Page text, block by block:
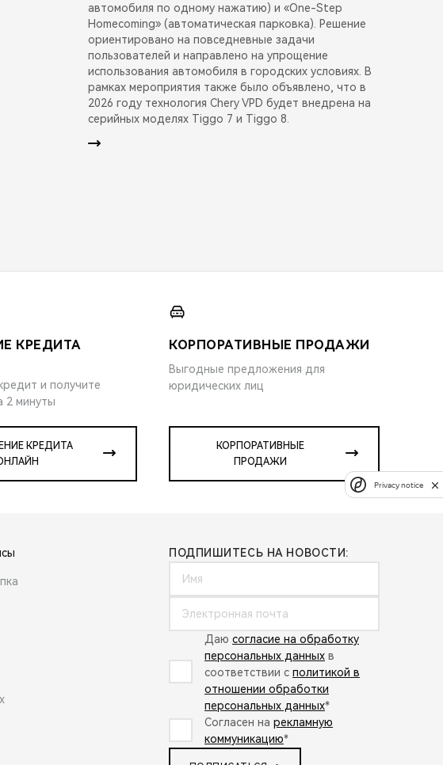
автомобиля по одному нажатию) и «One-Step
Homecoming» (автоматическая парковка). Решение
ориентировано на повседневные задачи
пользователей и направлено на упрощение
использования автомобиля в городских условиях. В
рамках мероприятия также было объявлено, что в
2026 году технология Chery VPD будет внедрена на
серийных моделях Tiggo 7 и Tiggo 8.
КРЕДИТА
и получите
2 минуты
КРЕДИТА
КОРПОРАТИВНЫЕ ПРОДАЖИ
Выгодные предложения для
юридических лиц
КОРПОРАТИВНЫЕ
ПРОДАЖИ
ПОДПИШИТЕСЬ НА НОВОСТИ:
Даю согласие на обработку
персональных данных в
соответствии с политикой в
отношении обработки
персональных данных*
Согласен на рекламную
коммуникацию*
Privacy notice